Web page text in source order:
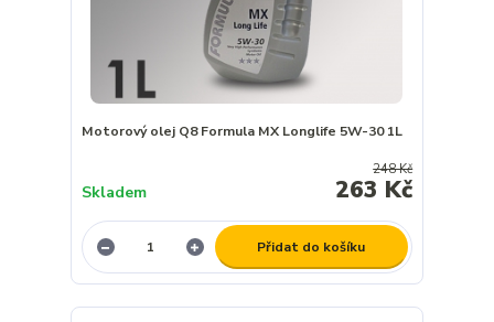
Motorový olej Q8 Formula MX Longlife 5W-30 1L
248 Kč
263 Kč
Skladem
Přidat do košíku